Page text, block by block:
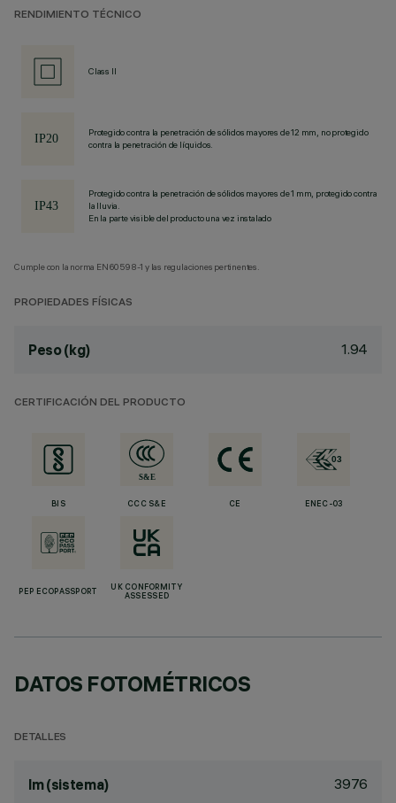
RENDIMIENTO TÉCNICO
Class II
Protegido contra la penetración de sólidos mayores de 12 mm, no protegido
contra la penetración de líquidos.
Protegido contra la penetración de sólidos mayores de 1 mm, protegido contra
la lluvia.
En la parte visible del producto una vez instalado
Cumple con la norma EN60598-1 y las regulaciones pertinentes.
PROPIEDADES FÍSICAS
Peso (kg) 1.94
CERTIFICACIÓN DEL PRODUCTO
BIS CCC S&E CE ENEC-03
PEP ECOPASSPORT
UK CONFORMITY
ASSESSED
DATOS FOTOMÉTRICOS
DETALLES
lm (sistema) 3976